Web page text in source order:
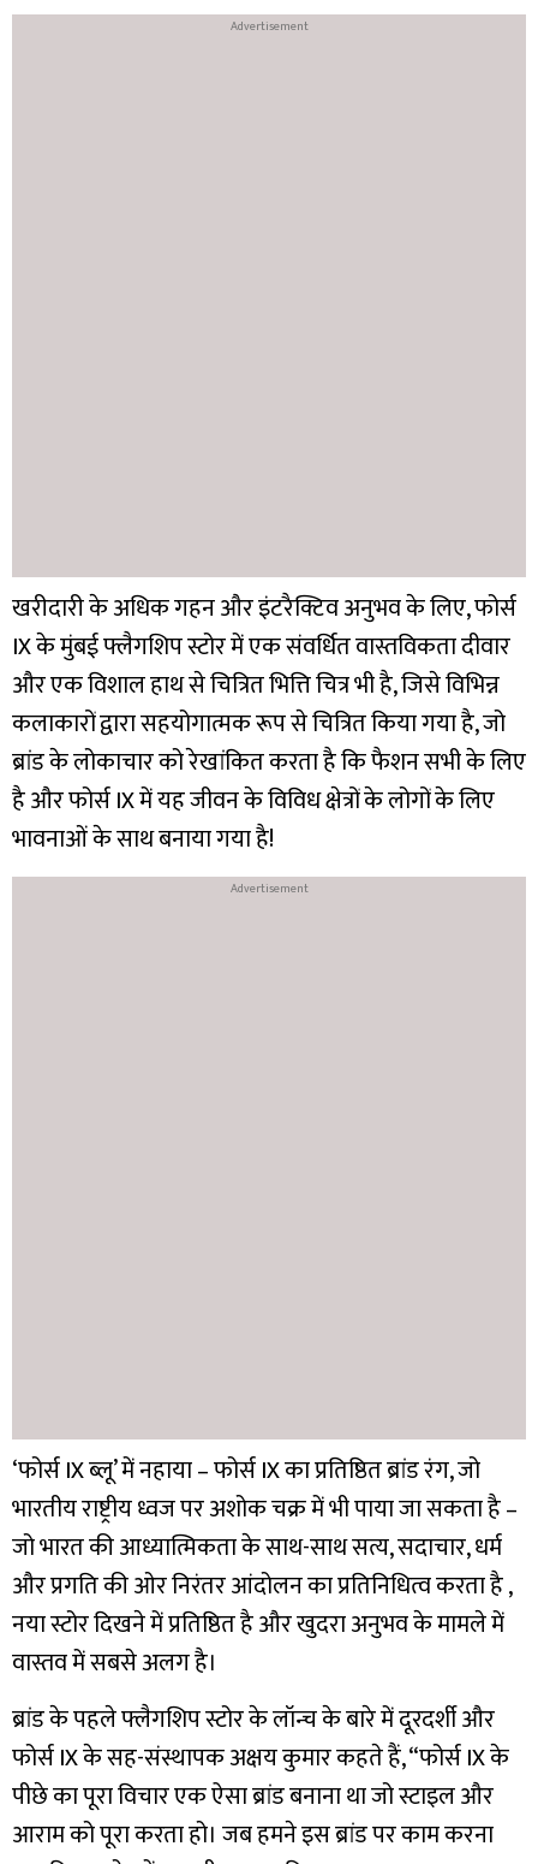
खरीदारी के अधिक गहन और इंटरैक्टिव अनुभव के लिए, फोर्स
IX के मुंबई फ्लैगशिप स्टोर में एक संवर्धित वास्तविकता दीवार
और एक विशाल हाथ से चित्रित भित्ति चित्र भी है, जिसे विभिन्न
कलाकारों द्वारा सहयोगात्मक रूप से चित्रित किया गया है, जो
ब्रांड के लोकाचार को रेखांकित करता है कि फैशन सभी के लिए
है और फोर्स IX में यह जीवन के विविध क्षेत्रों के लोगों के लिए
भावनाओं के साथ बनाया गया है!
‘फोर्स IX ब्लू’ में नहाया – फोर्स IX का प्रतिष्ठित ब्रांड रंग, जो
भारतीय राष्ट्रीय ध्वज पर अशोक चक्र में भी पाया जा सकता है –
जो भारत की आध्यात्मिकता के साथ-साथ सत्य, सदाचार, धर्म
और प्रगति की ओर निरंतर आंदोलन का प्रतिनिधित्व करता है ,
नया स्टोर दिखने में प्रतिष्ठित है और खुदरा अनुभव के मामले में
वास्तव में सबसे अलग है।
ब्रांड के पहले फ्लैगशिप स्टोर के लॉन्च के बारे में दूरदर्शी और
फोर्स IX के सह-संस्थापक अक्षय कुमार कहते हैं, “फोर्स IX के
पीछे का पूरा विचार एक ऐसा ब्रांड बनाना था जो स्टाइल और
आराम को पूरा करता हो। जब हमने इस ब्रांड पर काम करना